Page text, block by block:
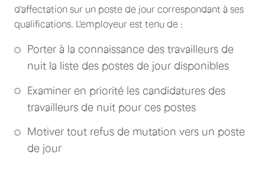
d'affectation sur un poste de jour correspondant à ses
qualifications. L'employeur est tenu de :
Porter à la connaissance des travailleurs de
nuit la liste des postes de jour disponibles
Examiner en priorité les candidatures des
travailleurs de nuit pour ces postes
Motiver tout refus de mutation vers un poste
de jour